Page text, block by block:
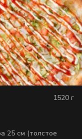
1520 г
25 см (толстое